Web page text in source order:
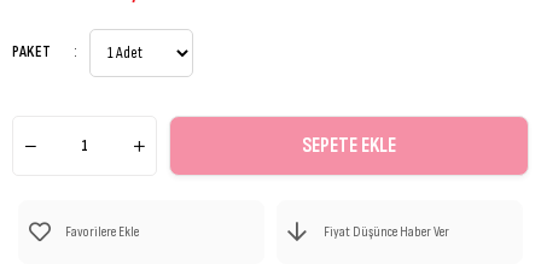
PAKET :
Favorilere Ekle Fiyat Düşünce Haber Ver